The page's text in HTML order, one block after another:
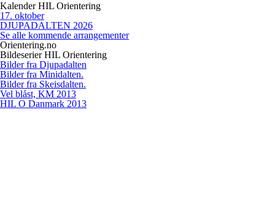
Kalender HIL Orientering
17. oktober
DJUPADALTEN 2026
Se alle kommende arrangementer
Orientering.no
Bildeserier HIL Orientering
Bilder fra Djupadalten
Bilder fra Minidalten.
Bilder fra Skeisdalten.
Vel blåst, KM 2013
HIL O Danmark 2013